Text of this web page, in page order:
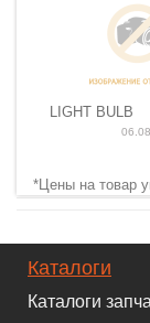
LIGHT BULB
*Цены на товар
Каталоги
Каталоги